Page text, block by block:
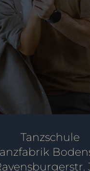
für Paare in
(Standard
SINGLES
Tanzschule